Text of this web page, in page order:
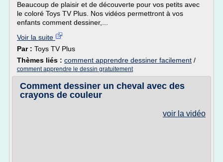
Beaucoup de plaisir et de découverte pour vos petits avec
le coloré Toys TV Plus. Nos vidéos permettront à vos
enfants comment dessiner,...
Voir la suite
Par : Toys TV Plus
Thèmes liés : comment apprendre dessiner facilement /
comment apprendre le dessin gratuitement
Comment dessiner un cheval avec des
crayons de couleur
voir la vidéo